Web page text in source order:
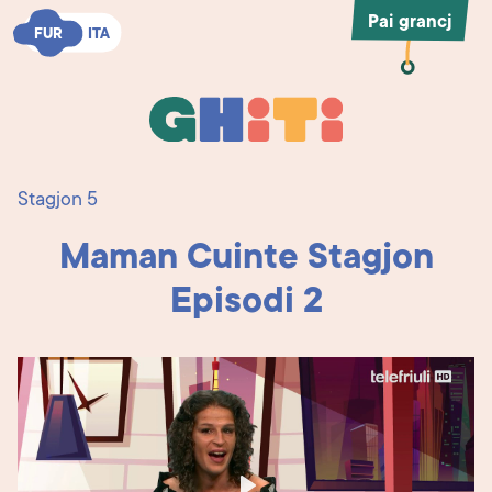
FUR ITA
FUR ITA
Ghiti
Pai grancj
Stagjon 5
Maman Cuinte Stagjon
Episodi 2